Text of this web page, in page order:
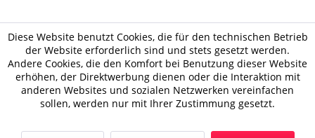
Diese Website benutzt Cookies, die für den technischen Betrieb
der Website erforderlich sind und stets gesetzt werden.
Andere Cookies, die den Komfort bei Benutzung dieser Website
erhöhen, der Direktwerbung dienen oder die Interaktion mit
anderen Websites und sozialen Netzwerken vereinfachen
sollen, werden nur mit Ihrer Zustimmung gesetzt.